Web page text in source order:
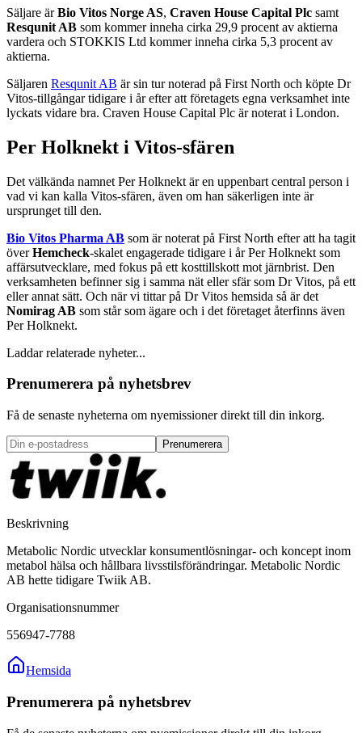
Säljare ärBio Vitos Norge AS, Craven House Capital Plc samt
Resqunit AB som kommer inneha cirka 29,9 procent av aktierna
vardera och STOKKIS Ltd kommer inneha cirka 5,3 procent av
aktierna.
Säljaren Resqunit AB är sin tur noterad på First North och köpte Dr
Vitos-tillgångar tidigare i år efter att företagets egna verksamhet inte
lyckats vidare bra. Craven House Capital Plc är noterat i London.
Per Holknekt i Vitos-sfären
Det välkända namnet Per Holknekt är en uppenbart central person i
vad vi kan kalla Vitos-sfären, även om han säkerligen inte är
ursprunget till den.
Bio Vitos Pharma AB som är noterat på First North efter att ha tagit
överHemcheck-skalet engagerade tidigare i år Per Holknekt som
affärsutvecklare, med fokus på ett kosttillskott mot järnbrist. Den
verksamheten befinner sig i samma nät eller sfär som Dr Vitos, på ett
eller annat sätt. Och när vi tittar på Dr Vitos hemsida så är det
Nomirag AB som står som ägare och i det företaget återfinns även
Per Holknekt.
Laddar relaterade nyheter...
Prenumerera på nyhetsbrev
Få de senaste nyheterna om nyemissioner direkt till din inkorg.
Prenumerera
Beskrivning
Metabolic Nordic utvecklar konsumentlösningar- och koncept inom
metabol hälsa och hållbara livsstilsförändringar. Metabolic Nordic
AB hette tidigare Twiik AB.
Organisationsnummer
556947-7788
Hemsida
Prenumerera på nyhetsbrev